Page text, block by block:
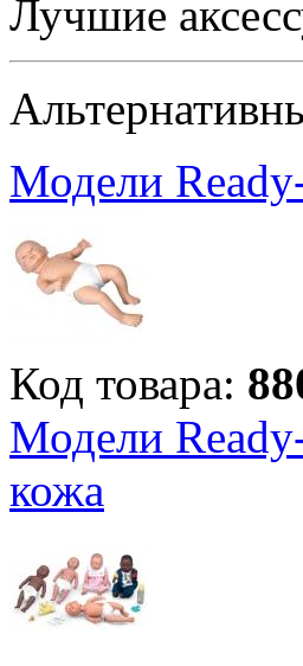
Лучшие
Модели
Код товара:
Модели
кожа